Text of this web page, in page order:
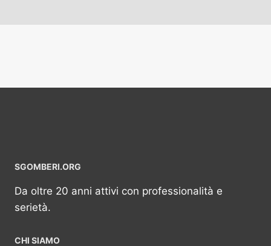
SGOMBERI.ORG
Da oltre 20 anni attivi con professionalità e
serietà.
CHI SIAMO